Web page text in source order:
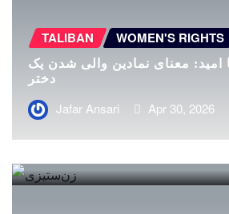
TALIBAN WOMEN'S RIGHTS
امید: معنای نمادین والی شدن یک
دختر
Jafar Ansari Apr 30, 2026